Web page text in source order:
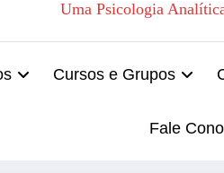
Uma Psicologia
Cursos e Grupos
Fale